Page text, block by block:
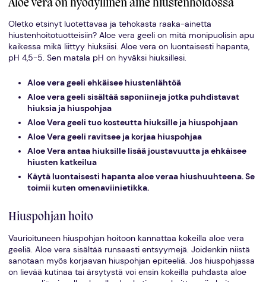
Aloe vera on hyödyllinen aine hiustenhoidossa
Oletko etsinyt luotettavaa ja tehokasta raaka-ainetta
hiustenhoitotuotteisiin? Aloe vera geeli on mitä monipuolisin apu
kaikessa mikä liittyy hiuksiisi. Aloe vera on luontaisesti hapanta,
pH 4,5-5. Sen matala pH on hyväksi hiuksillesi.
Aloe vera geeli ehkäisee hiustenlähtöä
Aloe vera geeli sisältää saponiineja jotka puhdistavat
hiuksia ja hiuspohjaa
Aloe Vera geeli tuo kosteutta hiuksille ja hiuspohjaan
Aloe Vera geeli ravitsee ja korjaa hiuspohjaa
Aloe Vera antaa hiuksille lisää joustavuutta ja ehkäisee
hiusten katkeilua
Käytä luontaisesti hapanta aloe veraa hiushuuhteena. Se
toimii kuten omenaviinietikka.
Hiuspohjan hoito
Vaurioituneen hiuspohjan hoitoon kannattaa kokeilla aloe vera
geeliä. Aloe vera sisältää runsaasti entsyymejä. Joidenkin niistä
sanotaan myös korjaavan hiuspohjan epiteeliä. Jos hiuspohjassa
on lievää kutinaa tai ärsytystä voi ensin kokeilla puhdasta aloe